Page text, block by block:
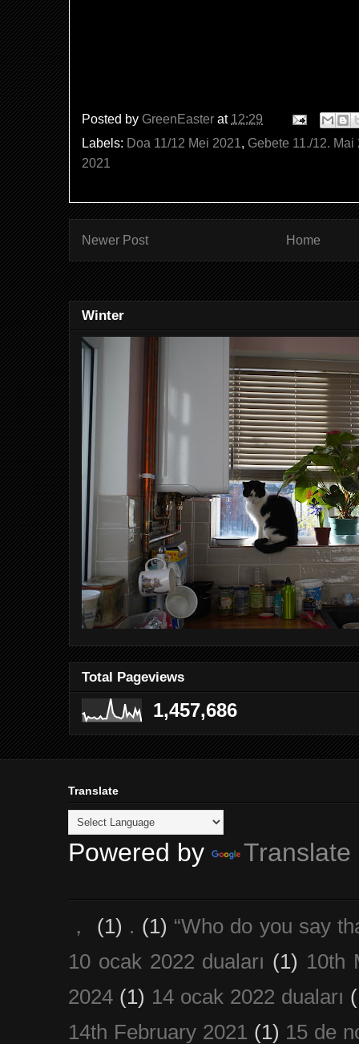
Posted by GreenEaster at 12:29
Labels: Doa 11/12 Mei 2021, Gebete 11./12. Mai
2021
Newer Post Home
Winter
Total Pageviews
1,457,686
Translate
Powered by Translate
， (1) . (1) “Who do you say
10 ocak 2022 duaları (1) 10th
2024 (1) 14 ocak 2022 duaları
14th February 2021 (1) 15 de